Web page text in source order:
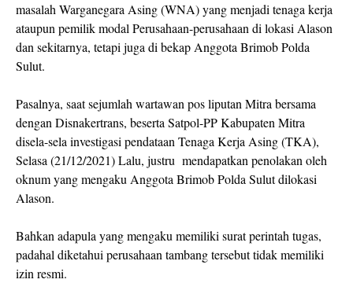
masalah Warganegara Asing (WNA) yang menjadi tenaga kerja
ataupun pemilik modal Perusahaan-perusahaan di lokasi Alason
dan sekitarnya, tetapi juga di bekap Anggota Brimob Polda
Sulut.
Pasalnya, saat sejumlah wartawan pos liputan Mitra bersama
dengan Disnakertrans, beserta Satpol-PP Kabupaten Mitra
disela-sela investigasi pendataan Tenaga Kerja Asing (TKA),
Selasa (21/12/2021) Lalu, justru mendapatkan penolakan oleh
oknum yang mengaku Anggota Brimob Polda Sulut dilokasi
Alason.
Bahkan adapula yang mengaku memiliki surat perintah tugas,
padahal diketahui perusahaan tambang tersebut tidak memiliki
izin resmi.